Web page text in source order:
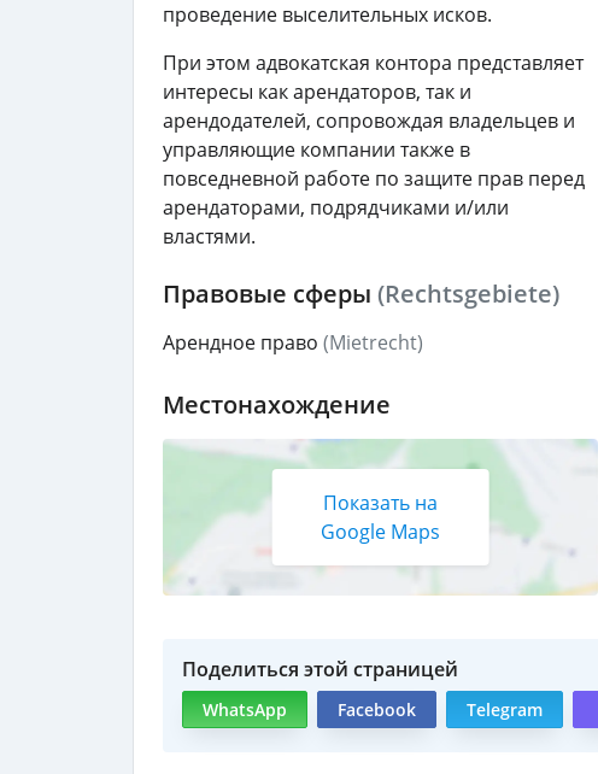
проведение выселительных исков.
При этом адвокатская контора представляет
интересы как арендаторов, так и
арендодателей, сопровождая владельцев и
управляющие компании также в
повседневной работе по защите прав перед
арендаторами, подрядчиками и/или
властями.
Правовые сферы (Rechtsgebiete)
Арендное право (Mietrecht)
Местонахождение
Показать на
Google Maps
Поделиться этой страницей
WhatsApp Facebook Telegram